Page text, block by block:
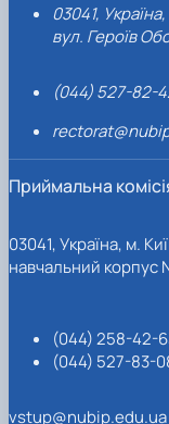
03041,
вул. Героїв
(044) 527-82-
Приймальна
03041, Україна, м.
навчальний корпус
(044) 258-42-
(044) 527-83-
vstup@nubip.edu.ua